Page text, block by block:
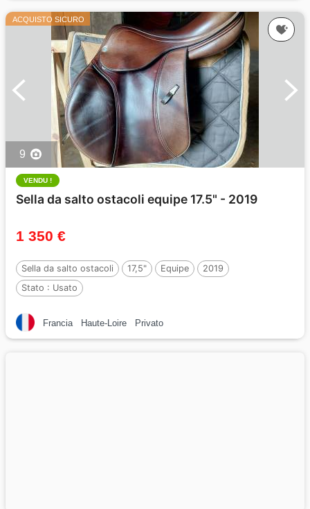
ACQUISTO SICURO
9
VENDU !
Sella da salto ostacoli equipe 17.5" - 2019
1 350 €
Sella da salto ostacoli 17,5" Equipe
2019
Stato : Usato
Francia Haute-Loire Privato